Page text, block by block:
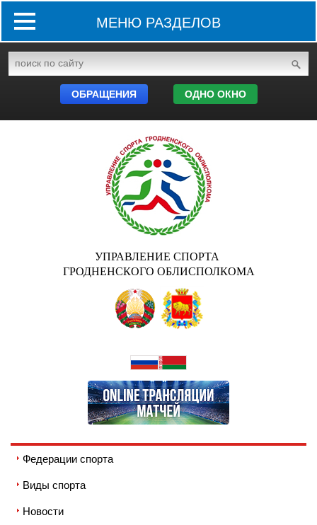
МЕНЮ РАЗДЕЛОВ
ОБРАЩЕНИЯ ОДНО ОКНО
УПРАВЛЕНИЕ СПОРТА
ГРОДНЕНСКОГО ОБЛИСПОЛКОМА
Федерации спорта
Виды спорта
Новости